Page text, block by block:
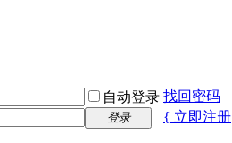
自动登录 找回密码
登录 { 立即注册